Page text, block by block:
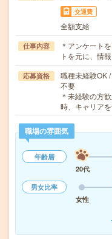
交通費
全額支給
仕事内容
＊アンケート
トを元に、情
応募資格
職種未経験OK
不要
＊未経験の方
時、キャリア
職場の雰囲気
年齢層
20代
男女比率
女性